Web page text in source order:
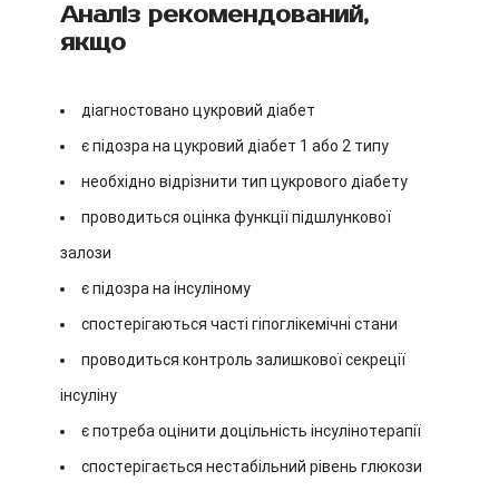
Аналіз рекомендований,
якщо
діагностовано цукровий діабет
є підозра на цукровий діабет 1 або 2 типу
необхідно відрізнити тип цукрового діабету
проводиться оцінка функції підшлункової
залози
є підозра на інсуліному
спостерігаються часті гіпоглікемічні стани
проводиться контроль залишкової секреції
інсуліну
є потреба оцінити доцільність інсулінотерапії
спостерігається нестабільний рівень глюкози